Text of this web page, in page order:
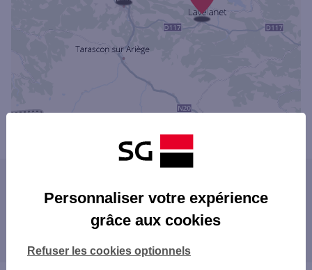
FOIX
Les agences SG dans les départements
11 AUDE
Personnaliser votre expérience
grâce aux cookies
Refuser les cookies optionnels